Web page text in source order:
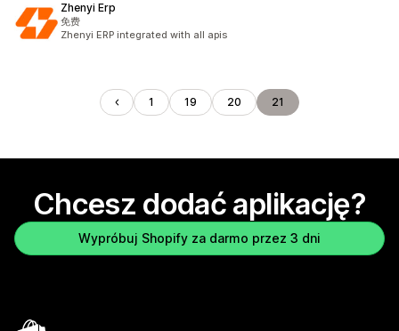
Zhenyi Erp
免费
Zhenyi ERP integrated with all apis
1 19 20 21
Chcesz dodać aplikację?
Wypróbuj Shopify za darmo przez 3 dni